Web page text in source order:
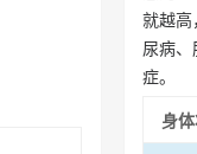
就越
尿病
症。
身